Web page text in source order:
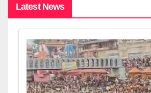
Latest News